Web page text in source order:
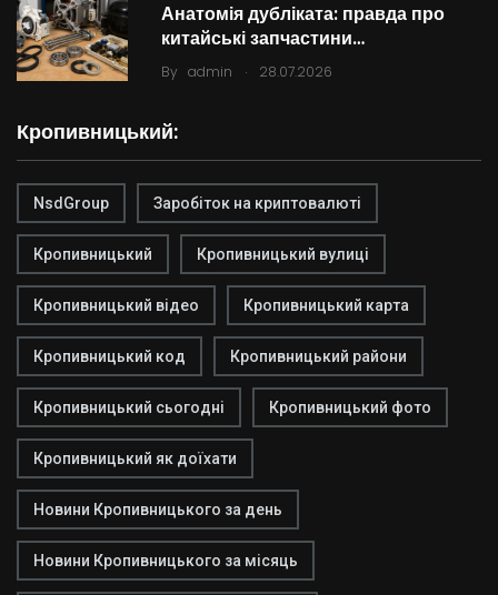
Анатомія дубліката: правда про
китайські запчастини…
By admin . 28.07.2026
Кропивницький:
NsdGroup Заробіток на криптовалюті
Кропивницький Кропивницький вулиці
Кропивницький відео Кропивницький карта
Кропивницький код Кропивницький райони
Кропивницький сьогодні Кропивницький фото
Кропивницький як доїхати
Новини Кропивницького за день
Новини Кропивницького за місяць